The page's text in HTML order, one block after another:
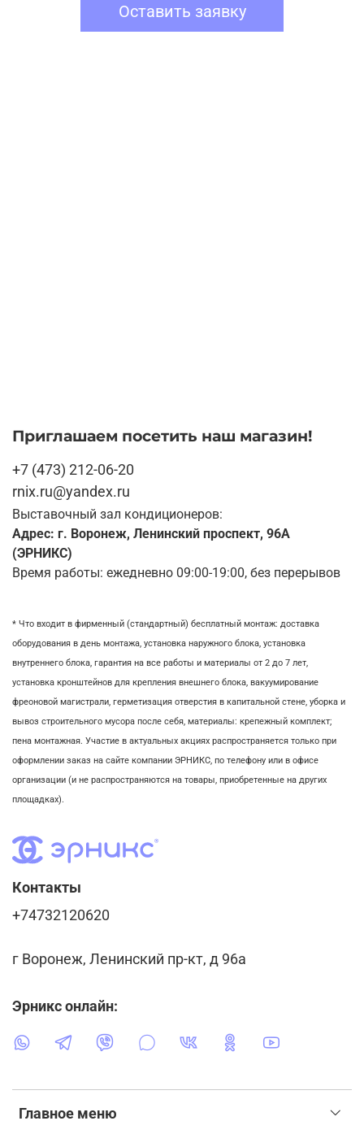
Оставить заявку
Приглашаем посетить наш магазин!
+7 (473) 212-06-20
rnix.ru@yandex.ru
Выставочный зал кондиционеров:
Адрес: г. Воронеж, Ленинский проспект, 96А
(ЭРНИКС)
Время работы: ежедневно 09:00-19:00, без перерывов
* Что входит в фирменный (стандартный) бесплатный монтаж: доставка
оборудования в день монтажа, установка наружного блока, установка
внутреннего блока, гарантия на все работы и материалы от 2 до 7 лет,
установка кронштейнов для крепления внешнего блока, вакуумирование
фреоновой магистрали, герметизация отверстия в капитальной стене, уборка и
вывоз строительного мусора после себя, материалы: крепежный комплект;
пена монтажная. Участие в актуальных акциях распространяется только при
оформлении заказ на сайте компании ЭРНИКС, по телефону или в офисе
организации (и не распространяются на товары, приобретенные на других
площадках).
Главное меню
Контакты
+74732120620
г Воронеж, Ленинский пр-кт, д 96а
Эрникс онлайн: